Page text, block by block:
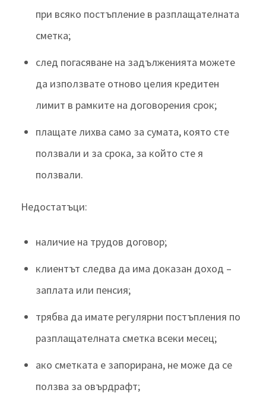
при всяко постъпление в разплащателната
сметка;
след погасяване на задълженията можете
да използвате отново целия кредитен
лимит в рамките на договорения срок;
плащате лихва само за сумата, която сте
ползвали и за срока, за който сте я
ползвали.
Недостатъци:
наличие на трудов договор;
клиентът следва да има доказан доход –
заплата или пенсия;
трябва да имате регулярни постъпления по
разплащателната сметка всеки месец;
ако сметката е запорирана, не може да се
ползва за овърдрафт;